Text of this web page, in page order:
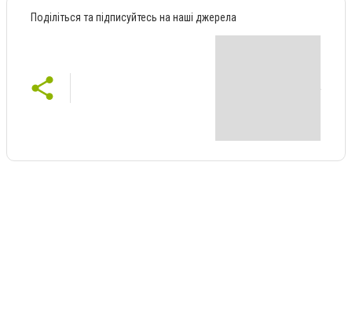
Поділіться та підписуйтесь на наші джерела